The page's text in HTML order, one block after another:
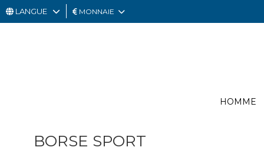
LANGUE MONNAIE
HOMME
BORSE SPORT